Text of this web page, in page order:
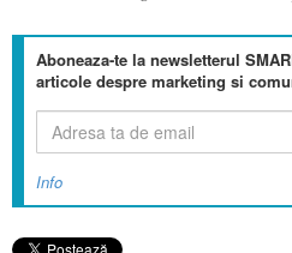
Aboneaza-te la newsletterul
articole despre marketing si
Info